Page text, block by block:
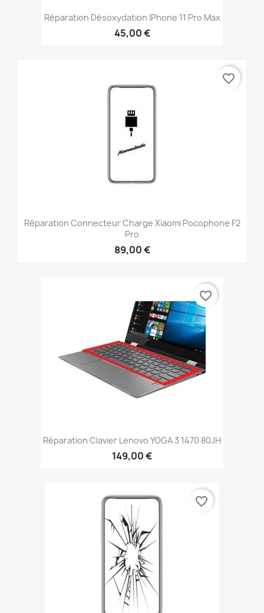
Réparation Désoxydation IPhone 11 Pro Max
45,00 €
Réparation Connecteur Charge Xiaomi Pocophone F2
Pro
89,00 €
favorite_border
Réparation Clavier Lenovo YOGA 3 1470 80JH
149,00 €
favorite_border
favorite_border